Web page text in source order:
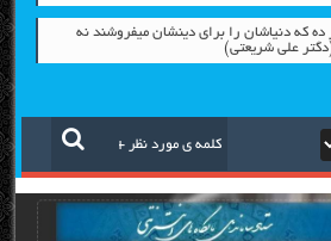
دِه که دنیاشان را برای دینشان میفروشند نه
علی شریعتی)